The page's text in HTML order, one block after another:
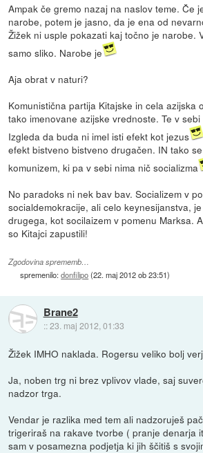
Ampak če gremo nazaj na naslov teme. Če
narobe, potem je jasno, da je ena od
Žižek ni usple pokazati kaj točno je narobe.
samo sliko. Narobe je
Aja obrat v naturi?
Komunistična partija Kitajske in cela azijska
tako imenovane azijske vrednoste. Te v
Izgleda da buda ni imel isti efekt kot jezus
efekt bistveno bistveno drugačen. IN tako
komunizem, ki pa v sebi nima nič socializma
No paradoks ni nek bav bav. Socializem v
socialdemokracije, ali celo keynesijanstva,
drugega, kot socilaizem v pomenu Marksa.
so Kitajci zapustili!
Zgodovina sprememb…
spremenilo:donfilipo(22. maj 2012 ob 23:51)
Brane2
::23. maj 2012, 01:33
Žižek IMHO naklada. Rogersu veliko bolj
Ja, noben trg ni brez vplivov vlade, saj
nadzor trga.
Vendar je razlika med tem ali nadzoruješ
trigeriraš na rakave tvorbe ( pranje denarja
sam v posamezna podjetja ki jih ščitiš s